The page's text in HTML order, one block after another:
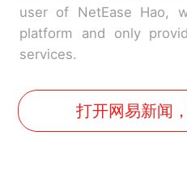
user of NetEase Hao,
platform and only
services.
打开网易新闻